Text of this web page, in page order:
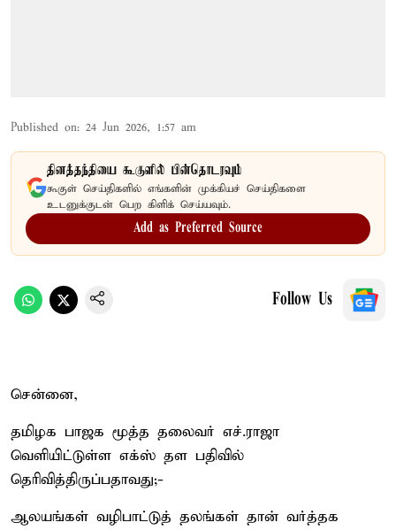
Published on: 24 Jun 2026, 1:57 am
தினத்தந்தியை கூகுளில் பின்தொடரவும்
கூகுள் செய்திகளில் எங்களின் முக்கியச் செய்திகளை
உடனுக்குடன் பெற கிளிக் செய்யவும்.
Add as Preferred Source
Follow Us
சென்னை,
தமிழக பாஜக மூத்த தலைவர் எச்.ராஜா
வெளியிட்டுள்ள எக்ஸ் தள பதிவில்
தெரிவித்திருப்பதாவது;-
ஆலயங்கள் வழிபாட்டுத் தலங்கள் தான் வர்த்தக